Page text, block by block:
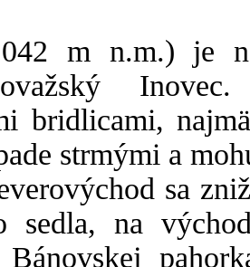
m n.m.) je
bridlicami,
strmými a
sa
sedla, na